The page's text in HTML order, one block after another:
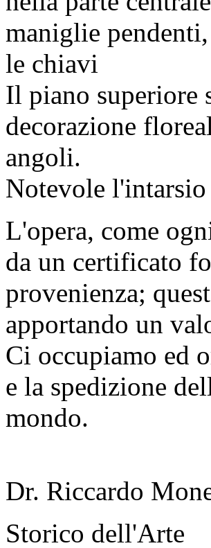
maniglie
le chiavi
Il piano superiore
decorazione
angoli.
Notevole
L'opera, come
da un certificato
provenienza;
apportando un
Ci occupiamo ed
e la spedizione
mondo.
Dr. Riccardo
Storico dell'Arte